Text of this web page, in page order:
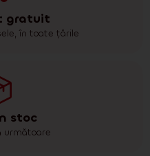
gratuit
în toate țările
stoc
următoare